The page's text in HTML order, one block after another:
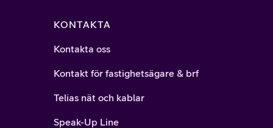
KONTAKTA
Kontakta oss
Kontakt för fastighetsägare & brf
Telias nät och kablar
Speak-Up Line